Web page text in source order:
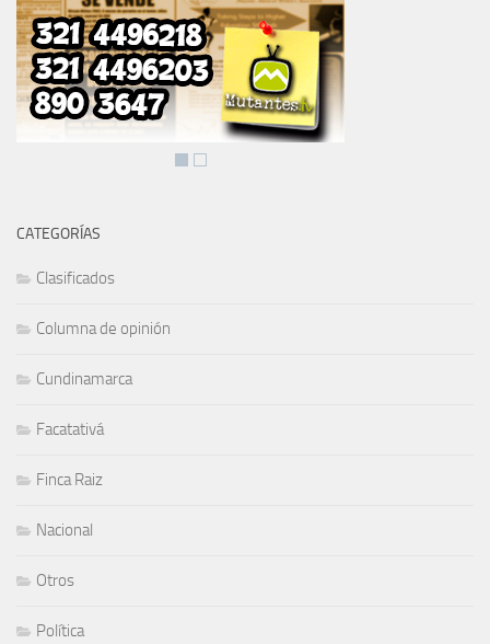
CATEGORÍAS
Clasificados
Columna de opinión
Cundinamarca
Facatativá
Finca Raiz
Nacional
Otros
Política